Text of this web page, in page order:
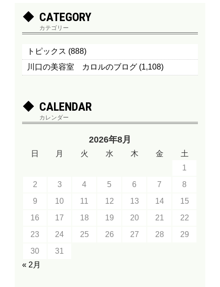
CATEGORY
カテゴリー
トピックス (888)
川口の美容室 カロルのブログ (1,108)
CALENDAR
カレンダー
2026年8月
日 月 火 水 木 金
土
1
2
3 4 5 6 7
8
9
10 11 12 13 14
15
16
17 18 19 20 21
22
23
24 25 26 27 28
29
30
31
« 2月